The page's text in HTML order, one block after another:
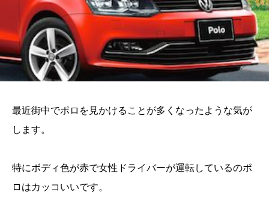
最近街中でポロを見かけることが多くなったような気が
します。
特にボディ色が赤で女性ドライバーが運転しているのポ
ロはカッコいいです。